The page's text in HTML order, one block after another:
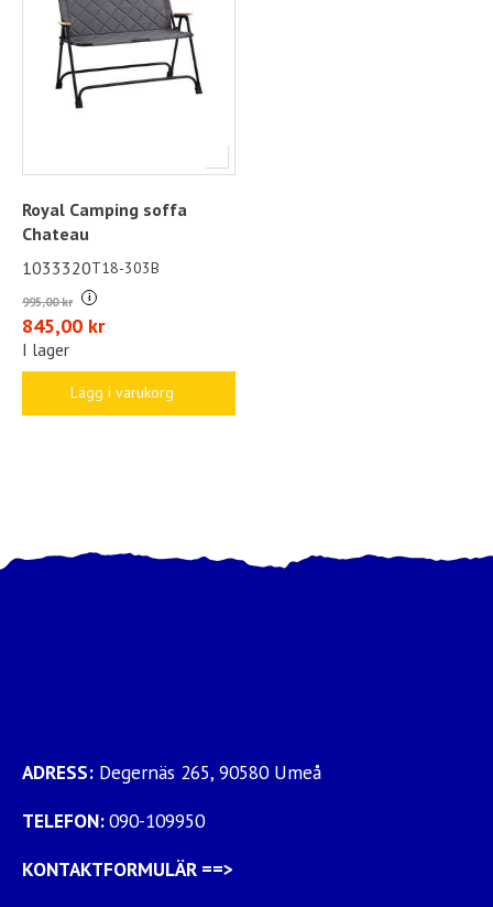
Royal Camping soffa
Chateau
1033320T18-303B
995,00 kr i
845,00 kr
I lager
Lägg i varukorg
ADRESS: Degernäs 265, 90580 Umeå
TELEFON:090-109950
KONTAKTFORMULÄR ==>